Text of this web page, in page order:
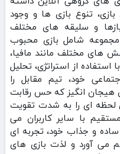
تنوع بازی‌ ها و وجود
و سلیقه‌ های مختلف
شامل بازی محبوب
های مختلف مانند مافیا،
استفاده از استراتژی، تحلیل
خود، تیم مقابل را
هیجان‌ انگیز که حس رقابت
لحظه‌ ای را به شدت تقویت
با سایر کاربران می‌
و جذاب خود، تجربه‌ ای
می‌ آورد و لذت بازی‌ های